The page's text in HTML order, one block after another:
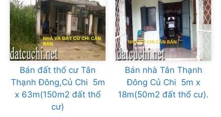
Bán đất thổ cư Tân
Thạnh Đông,Củ Chi 5m
x 63m(150m2 đất thổ
cư)
Bán nhà Tân Thạnh
Đông Củ Chi 5m x
18m(50m2 đất thổ cư).